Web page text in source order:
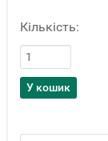
Кількість: